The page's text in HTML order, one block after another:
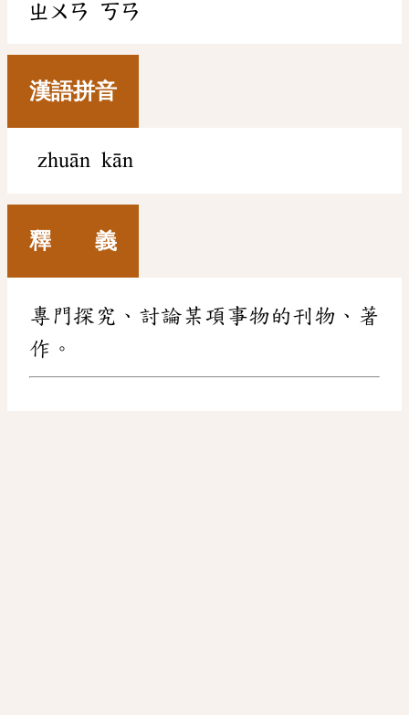
ㄓㄨㄢ ㄎㄢ
漢語拼音
zhuān kān
釋 義
專門探究、討論某項事物的刊物、著
作。